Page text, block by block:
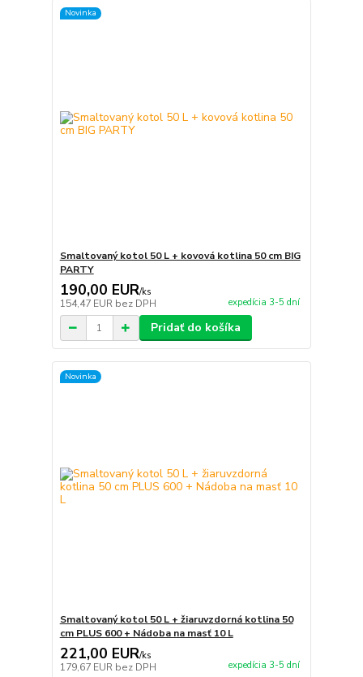
Novinka
Smaltovaný kotol 50 L + kovová kotlina 50 cm BIG
PARTY
190,00 EUR/ks
154,47 EUR bez DPH expedícia 3-5 dní
Pridať do košíka
Novinka
Smaltovaný kotol 50 L + žiaruvzdorná kotlina 50
cm PLUS 600 + Nádoba na masť 10 L
221,00 EUR/ks
179,67 EUR bez DPH expedícia 3-5 dní